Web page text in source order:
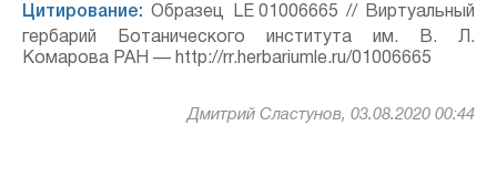
Цитирование: Образец LE 01006665 // Виртуальный
гербарий Ботанического института им. В. Л.
Комарова РАН — http://rr.herbariumle.ru/01006665
Дмитрий Сластунов, 03.08.2020 00:44